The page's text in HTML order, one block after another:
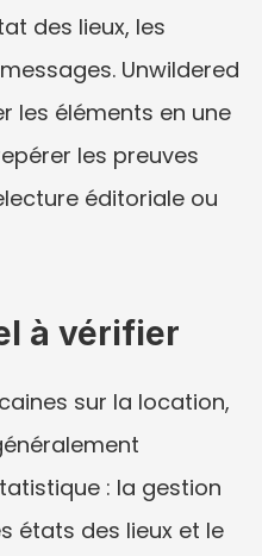
des lieux, les
Unwildered
les éléments en une
les preuves
éditoriale ou
à vérifier
sur la location,
: la gestion
états des lieux et le